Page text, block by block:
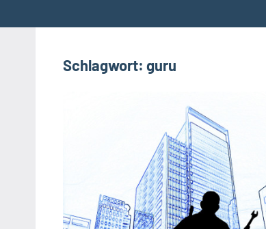
Presse
Schlagwort: guru